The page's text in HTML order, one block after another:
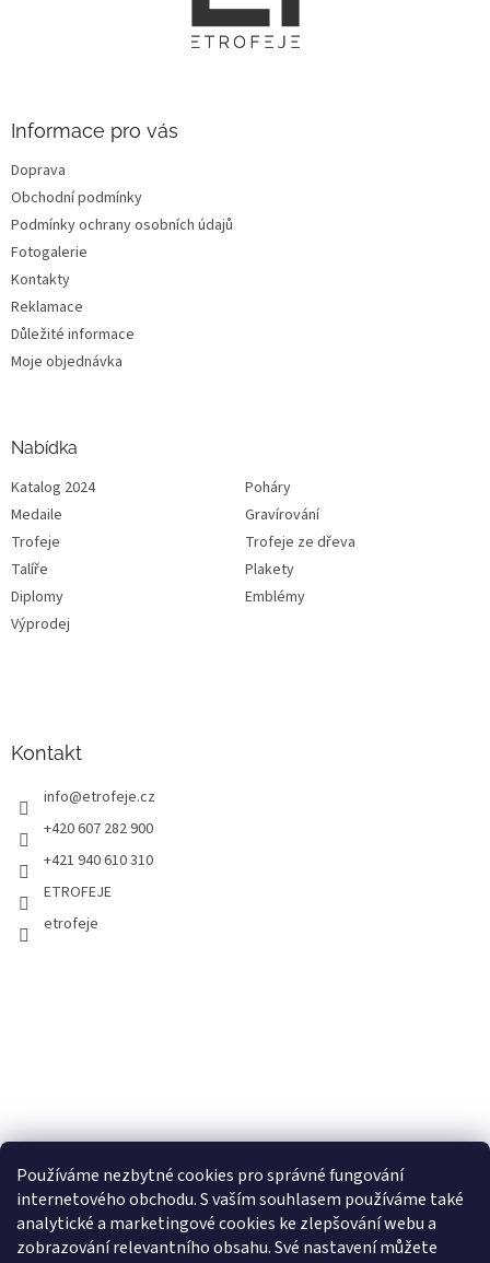
Používáme nezbytné cookies pro správné fungování
internetového obchodu. S vaším souhlasem používáme také
analytické a marketingové cookies ke zlepšování webu a
zobrazování relevantního obsahu. Své nastavení můžete
Informace pro vás
Doprava
Obchodní podmínky
Podmínky ochrany osobních údajů
Fotogalerie
Kontakty
Reklamace
Důležité informace
Moje objednávka
Nabídka
Katalog 2024
Poháry
Medaile
Gravírování
Trofeje
Trofeje ze dřeva
Talíře
Plakety
Diplomy
Emblémy
Výprodej
Kontakt
info@etrofeje.cz
+420 607 282 900
+421 940 610 310
ETROFEJE
etrofeje